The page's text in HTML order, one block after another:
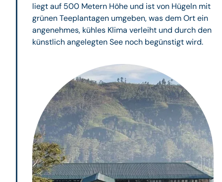
liegt auf 500 Metern Höhe und ist von Hügeln mit
grünen Teeplantagen umgeben, was dem Ort ein
angenehmes, kühles Klima verleiht und durch den
künstlich angelegten See noch begünstigt wird.